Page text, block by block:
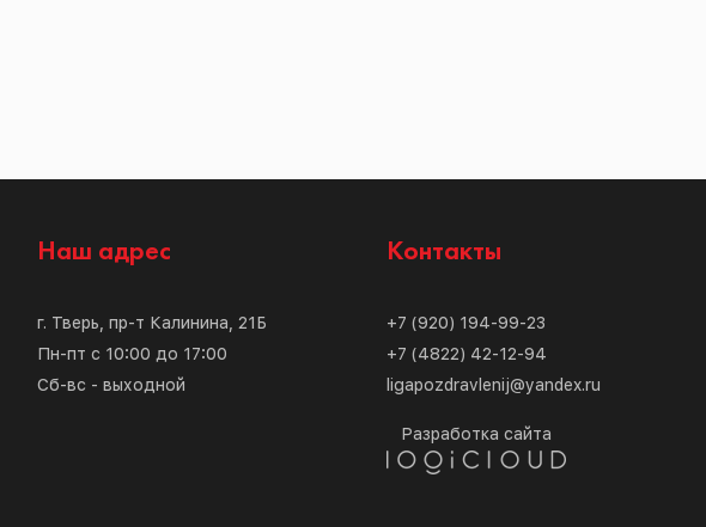
Наш адрес
г. Тверь, пр-т Калинина, 21Б
Пн-пт с 10:00 до 17:00
Сб-вс - выходной
Контакты
+7 (920) 194-99-23
+7 (4822) 42-12-94
ligapozdravlenij@yandex.ru
Разработка сайта